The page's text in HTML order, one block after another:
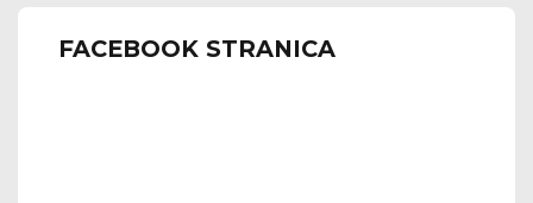
FACEBOOK STRANICA